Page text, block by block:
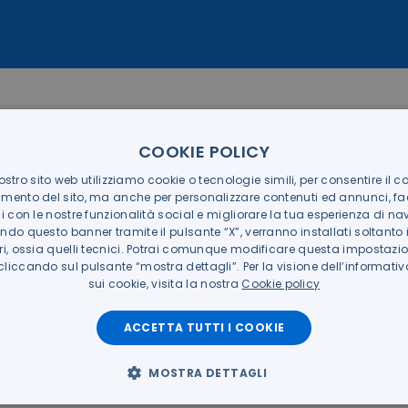
i partner dell’azienda. Il riconoscimento attesta il ruolo
nell’adozione e nell’integrazione delle soluzioni
le imprese.
cui le minacce informatiche evolvono rapidamente, la
progettata per supportare prevenzione,
e identità. Le tecnologie SentinelOne vengono
l’obiettivo di aiutare le organizzazioni a elevare il proprio
COOKIE POLICY
sito web utilizziamo cookie o tecnologie simili, per consentire il
del sito, ma anche per personalizzare contenuti ed annunci,
con le nostre funzionalità social e migliorare la tua esperienza di
questo banner tramite il pulsante “X”, verranno installati soltanto
ossia quelli tecnici. Potrai comunque modificare questa
sul pulsante “mostra dettagli”. Per la visione
sui cookie, visita la nostra Cookie policy
ACCETTA TUTTI I COOKIE
MOSTRA DETTAGLI